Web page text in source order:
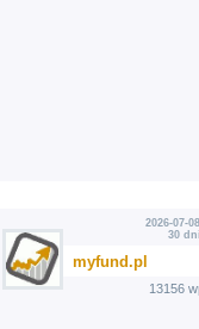
2026-07-
30
myfund.pl
13156